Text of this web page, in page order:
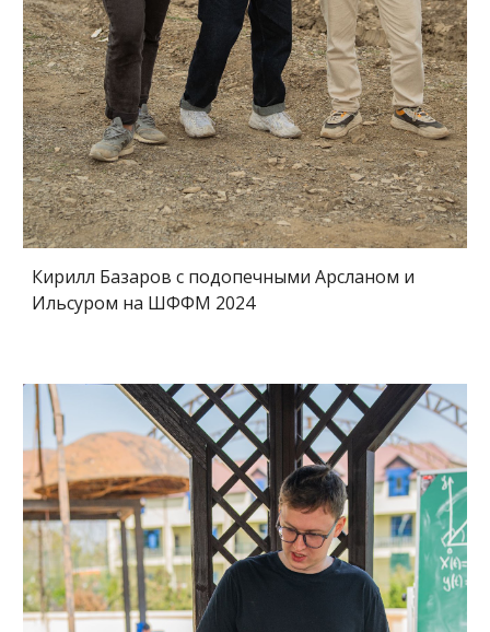
Кирилл Базаров с подопечными Арсланом и
Ильсуром на ШФФМ 2024